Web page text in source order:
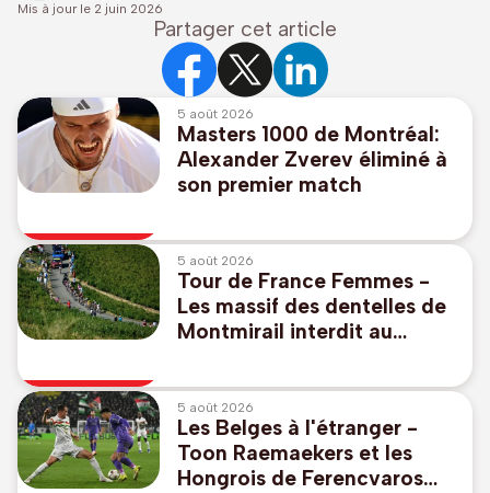
Mis à jour le 2 juin 2026
Partager cet article
5 août 2026
Masters 1000 de Montréal:
Alexander Zverev éliminé à
son premier match
5 août 2026
Tour de France Femmes -
Les massif des dentelles de
Montmirail interdit au
5 août 2026
Les Belges à l'étranger -
Toon Raemaekers et les
Hongrois de Ferencvaros